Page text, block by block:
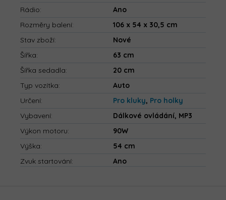
Rádio:
Ano
Rozměry balení:
106 x 54 x 30,5 cm
Stav zboží:
Nové
Šířka:
63 cm
Šířka sedadla:
20 cm
Typ vozítka:
Auto
Určení: Pro kluky, Pro holky
Vybavení:
Dálkové ovládání, MP3
Výkon motoru:
90W
Výška:
54 cm
Zvuk startování: Ano